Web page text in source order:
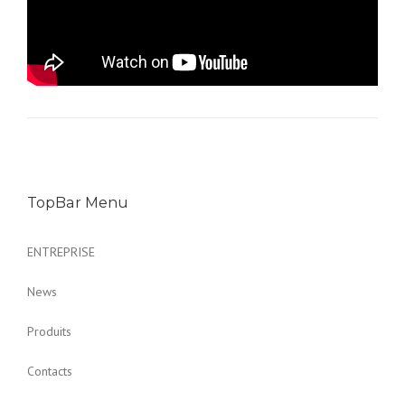
TopBar Menu
ENTREPRISE
News
Produits
Contacts